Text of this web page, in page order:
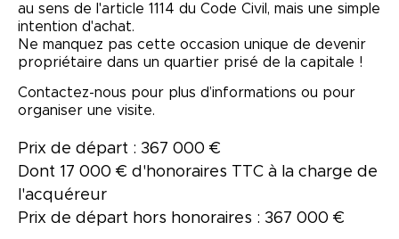
au sens de l'article 1114 du Code Civil, mais une simple
intention d'achat.
Ne manquez pas cette occasion unique de devenir
propriétaire dans un quartier prisé de la capitale !
Contactez-nous pour plus d’informations ou pour
organiser une visite.
Prix de départ : 367 000 €
Dont 17 000 € d'honoraires TTC à la charge de
l'acquéreur
Prix de départ hors honoraires : 367 000 €